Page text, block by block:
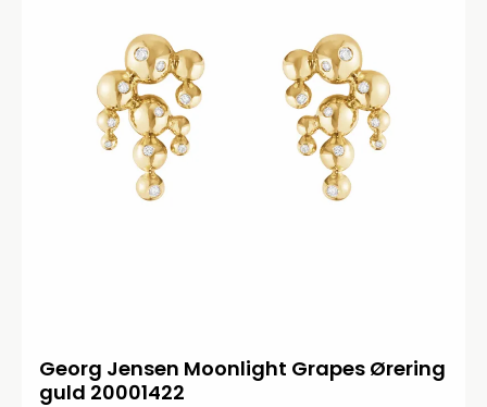
Georg Jensen Moonlight Grapes Ørering
guld 20001422